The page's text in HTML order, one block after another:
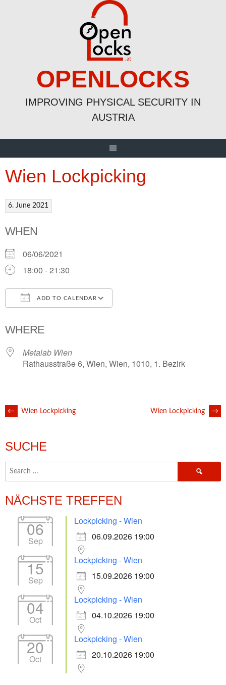
OPENLOCKS
IMPROVING PHYSICAL SECURITY IN
AUSTRIA
Wien Lockpicking
6. June 2021
WHEN
06/06/2021
18:00 - 21:30
ADD TO CALENDAR
WHERE
Metalab Wien
Rathausstraße 6, Wien, Wien, 1010, 1. Bezirk
POST
NAVIGATION
← Wien Lockpicking Wien Lockpicking →
SUCHE
NÄCHSTE TREFFEN
06
Sep
Lockpicking - Wien
06.09.2026 19:00
15
Sep
Lockpicking - Wien
15.09.2026 19:00
04
Oct
Lockpicking - Wien
04.10.2026 19:00
20
Oct
Lockpicking - Wien
20.10.2026 19:00